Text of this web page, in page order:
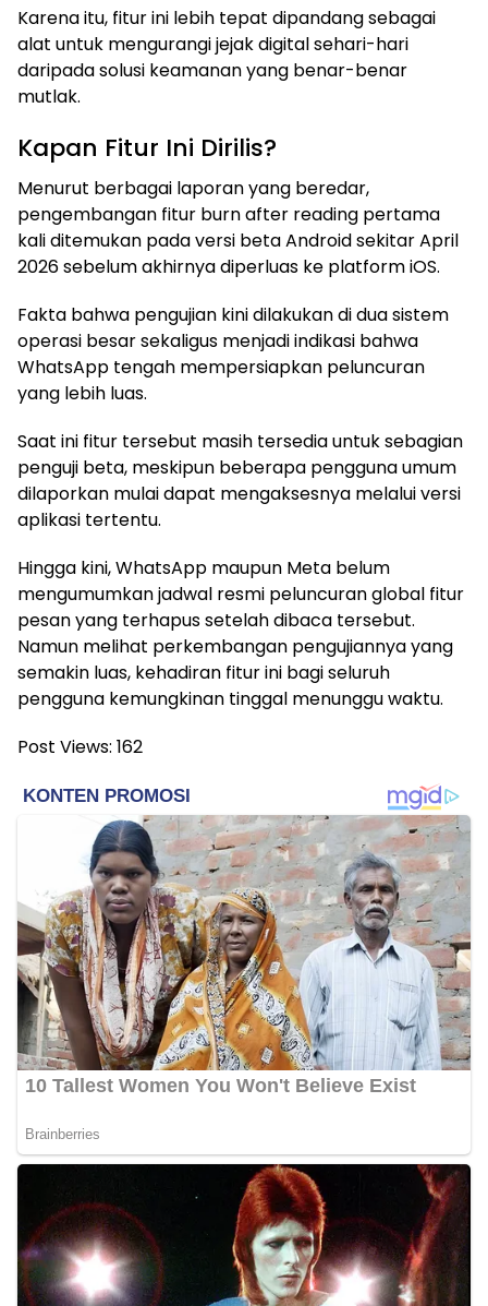
Karena itu, fitur ini lebih tepat dipandang sebagai
alat untuk mengurangi jejak digital sehari-hari
daripada solusi keamanan yang benar-benar
mutlak.
Kapan Fitur Ini Dirilis?
Menurut berbagai laporan yang beredar,
pengembangan fitur burn after reading pertama
kali ditemukan pada versi beta Android sekitar April
2026 sebelum akhirnya diperluas ke platform iOS.
Fakta bahwa pengujian kini dilakukan di dua sistem
operasi besar sekaligus menjadi indikasi bahwa
WhatsApp tengah mempersiapkan peluncuran
yang lebih luas.
Saat ini fitur tersebut masih tersedia untuk sebagian
penguji beta, meskipun beberapa pengguna umum
dilaporkan mulai dapat mengaksesnya melalui versi
aplikasi tertentu.
Hingga kini, WhatsApp maupun Meta belum
mengumumkan jadwal resmi peluncuran global fitur
pesan yang terhapus setelah dibaca tersebut.
Namun melihat perkembangan pengujiannya yang
semakin luas, kehadiran fitur ini bagi seluruh
pengguna kemungkinan tinggal menunggu waktu.
Post Views: 162